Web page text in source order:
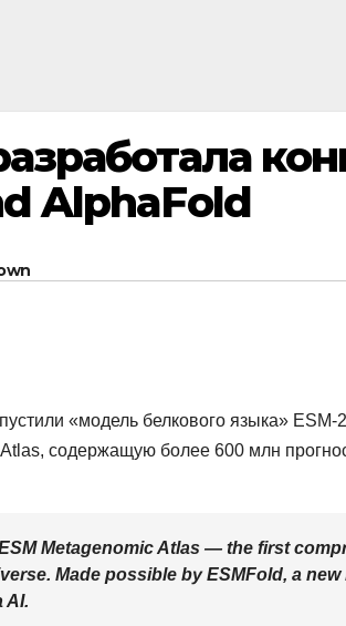
AlphaFold
«модель белкового языка»
содержащую более 600 млн
Metagenomic Atlas — the first
Made possible by ESMFold, a
AI.